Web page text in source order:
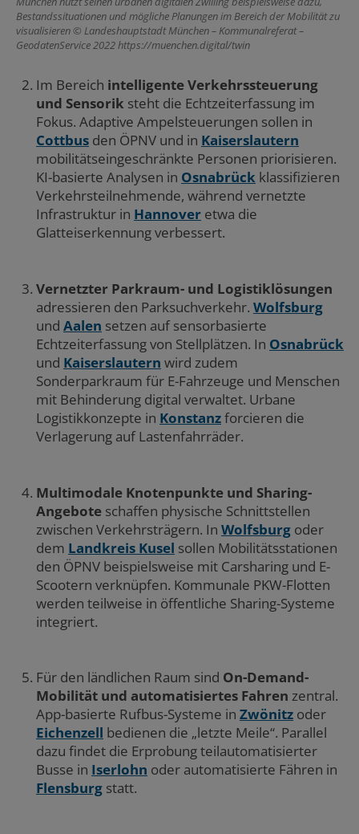
Bestandssituationen und mögliche Planungen im Bereich der Mobilität zu
visualisieren
Landeshauptstadt München – Kommunalreferat –
GeodatenService 2022 https://muenchen.digital/twin
Im Bereich intelligente Verkehrssteuerung
und Sensorik steht die Echtzeiterfassung im
Fokus. Adaptive Ampelsteuerungen sollen in
Cottbus den ÖPNV und in Kaiserslautern
mobilitätseingeschränkte Personen priorisieren.
KI-basierte Analysen in Osnabrück klassifizieren
Verkehrsteilnehmende, während vernetzte
Infrastruktur in Hannover etwa die
Glatteiserkennung verbessert.
Vernetzter Parkraum- und Logistiklösungen
adressieren den Parksuchverkehr. Wolfsburg
und Aalen setzen auf sensorbasierte
Echtzeiterfassung von Stellplätzen. In Osnabrück
und Kaiserslautern wird zudem
Sonderparkraum für E-Fahrzeuge und Menschen
mit Behinderung digital verwaltet. Urbane
Logistikkonzepte in Konstanzforcieren die
Verlagerung auf Lastenfahrräder.
Multimodale Knotenpunkte und Sharing-
Angebote schaffen physische Schnittstellen
zwischen Verkehrsträgern. In Wolfsburg oder
dem Landkreis Kusel sollen Mobilitätsstationen
den ÖPNV beispielsweise mit Carsharing und E-
Scootern verknüpfen. Kommunale PKW-Flotten
werden teilweise in öffentliche Sharing-Systeme
integriert.
Für den ländlichen Raum sind On-Demand-
Mobilität und automatisiertes Fahren zentral.
App-basierte Rufbus-Systeme in Zwönitz oder
Eichenzell bedienen die „letzte Meile“. Parallel
dazu findet die Erprobung teilautomatisierter
Busse in Iserlohn oder automatisierte Fähren in
Flensburg statt.